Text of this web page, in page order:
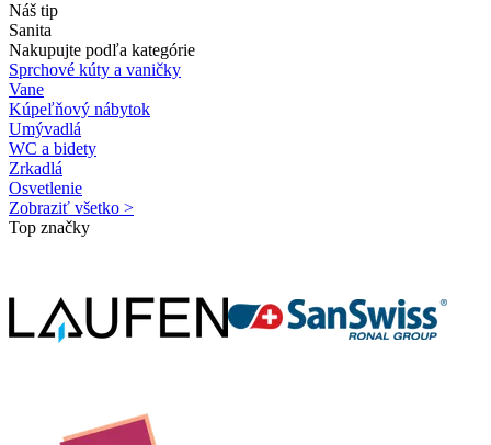
Náš tip
Sanita
Nakupujte podľa kategórie
Sprchové kúty a vaničky
Vane
Kúpeľňový nábytok
Umývadlá
WC a bidety
Zrkadlá
Osvetlenie
Zobraziť všetko >
Top značky